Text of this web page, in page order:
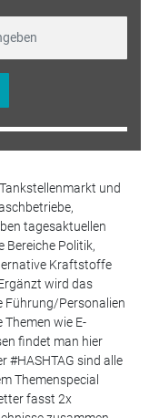
und
tagesaktuellen
Bereiche Politik,
Kraftstoffe
wird das
Führung/Personalien
wie E-
findet man hier
#HASHTAG sind alle
Themenspecial
fasst 2x